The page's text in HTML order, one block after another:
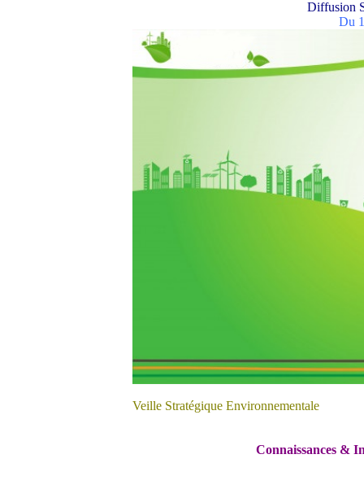
Diffusion
Du
Veille Stratégique Environnementale
Connaissances &